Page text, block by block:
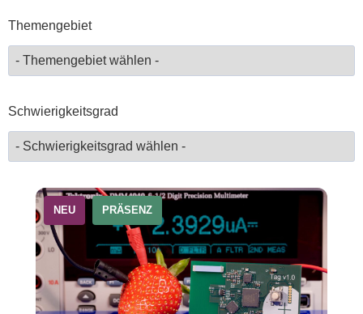
Themengebiet
Schwierigkeitsgrad